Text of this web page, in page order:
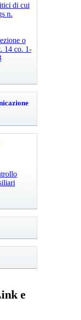
di cui
n.
o
14 co. 1-
e